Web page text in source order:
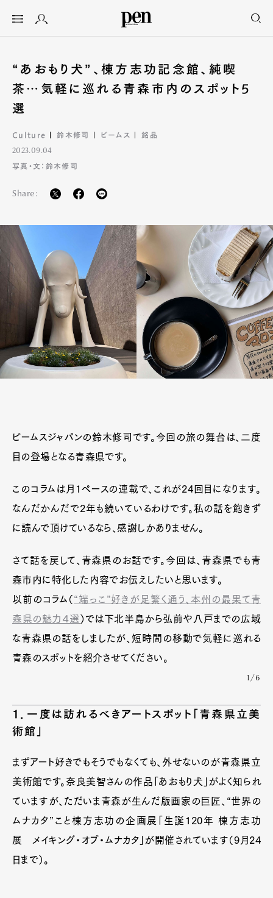
“あおもり犬”、棟方志功記念館、純喫
茶…気軽に巡れる青森市内のスポット5
選
Culture 鈴木修司 ビームス 銘品
2023.09.04
写真・文：鈴木修司
Share:
ビームスジャパンの鈴木修司です。今回の旅の舞台は、二度
目の登場となる青森県です。
このコラムは月1ペースの連載で、これが24回目になります。
なんだかんだで2年も続いているわけです。私の話を飽きず
に読んで頂けているなら、感謝しかありません。
さて話を戻して、青森県のお話です。今回は、青森県でも青
森市内に特化した内容でお伝えしたいと思います。
以前のコラム（ “端っこ”好きが足繁く通う、本州の最果て青
森県の魅力４選 ）では下北半島から弘前や八戸までの広域
な青森県の話をしましたが、短時間の移動で気軽に巡れる
青森のスポットを紹介させてください。
1/6
１．一度は訪れるべきアートスポット「青森県立美
術館」
まずアート好きでもそうでもなくても、外せないのが青森県立
美術館です。奈良美智さんの作品「あおもり犬」がよく知られ
ていますが、ただいま青森が生んだ版画家の巨匠、“世界の
ムナカタ”こと棟方志功の企画展「生誕120年 棟方志功
展 メイキング・オブ・ムナカタ」が開催されています（9月24
日まで）。